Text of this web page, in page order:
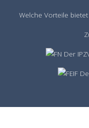
Welche Vorteile
Der